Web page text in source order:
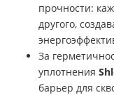
прочности:
другого,
За
уплотнения
барьер для